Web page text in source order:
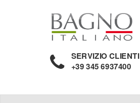
SERVIZIO CLIENTI
+39 345 6937400